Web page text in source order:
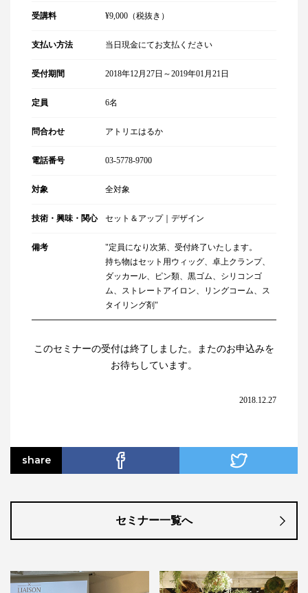
受講料 ¥9,000（税抜き）
支払い方法 当日現金にてお支払ください
受付期間 2018年12月27日～2019年01月21日
定員 6名
問合わせ アトリエはるか
電話番号 03-5778-9700
対象 全対象
技術・興味・関心 セット＆アップ｜デザイン
備考
"定員になり次第、受付終了いたします。
持ち物はセット用ウィッグ、卓上クランプ、
ダッカール、ピン類、黒ゴム、シリコンゴ
ム、ストレートアイロン、リングコーム、ス
タイリング剤"
このセミナーの受付は終了しました。またのお申込みを
お待ちしています。
2018.12.27
share
セミナー一覧へ